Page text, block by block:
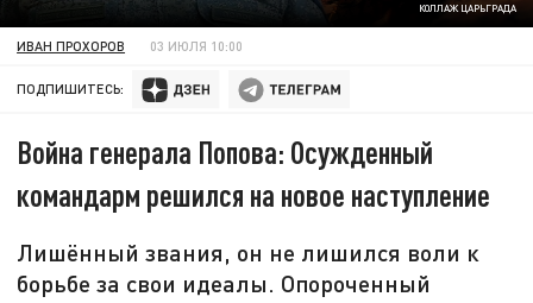
КОЛЛАЖ ЦАРЬГРАДА
ИВАН ПРОХОРОВ 03 ИЮЛЯ 10:00
ПОДПИШИТЕСЬ:
Война генерала Попова: Осужденный
командарм решился на новое наступление
Лишённый звания, он не лишился воли к
борьбе за свои идеалы. Опороченный